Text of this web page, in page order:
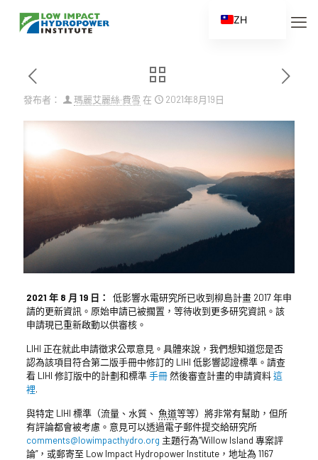
發布者： 瑪麗艾麗絲·費雪 在 2021年8月19日
2021 年 8 月 19 日：
低影響水電研究所已收到柳島計畫 2017 年申
請的更新資訊。原始申請已被擱置，等待收到更多研究資訊。該
申請現已重新啟動以供審核。
LIHI 正在就此申請徵求公眾意見。具體來說，我們想知道您是否
認為該項目符合第二版手冊中修訂的 LIHI 低影響認證標準。請查
看 LIHI 修訂版中的計劃和標準手冊然後審查計畫的申請資料這
裡.
與特定 LIHI 標準（流量、水質、 魚道等等）將非常有幫助，但所
有評論都會被考慮。意見可以透過電子郵件提交給研究所
comments@lowimpacthydro.org 主題行為“Willow Island 專案評
論”，或郵寄至 Low Impact Hydropower Institute，地址為 1167
ZH